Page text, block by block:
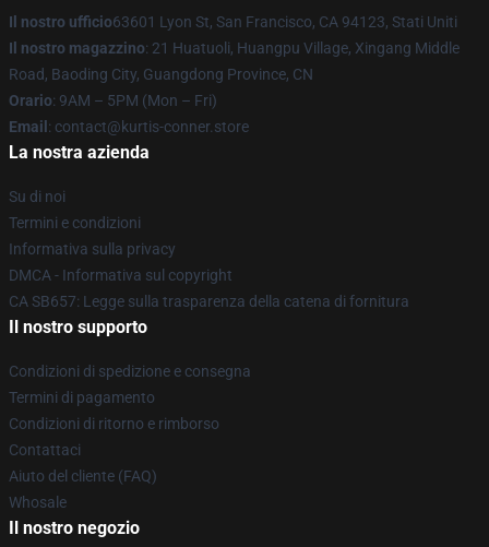
Il nostro ufficio63601 Lyon St, San Francisco, CA 94123, Stati Uniti
Il nostro magazzino: 21 Huatuoli, Huangpu Village, Xingang Middle
Road, Baoding City, Guangdong Province, CN
Orario: 9AM – 5PM (Mon – Fri)
Email : contact@kurtis-conner.store
La nostra azienda
Su di noi
Termini e condizioni
Informativa sulla privacy
DMCA - Informativa sul copyright
CA SB657: Legge sulla trasparenza della catena di fornitura
Il nostro supporto
Condizioni di spedizione e consegna
Termini di pagamento
Condizioni di ritorno e rimborso
Contattaci
Aiuto del cliente (FAQ)
Whosale
Il nostro negozio